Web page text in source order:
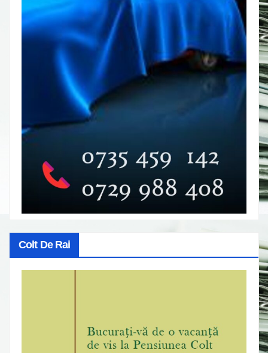
Colt De Rai